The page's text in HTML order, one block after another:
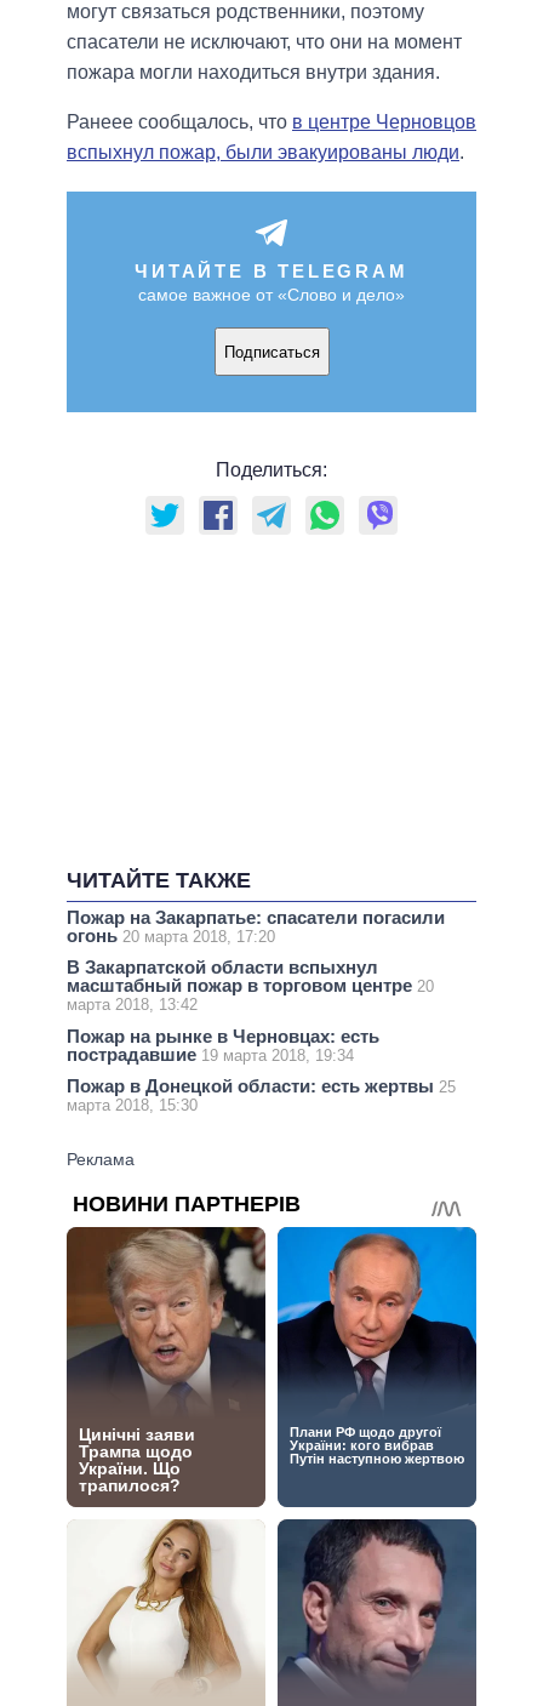
могут связаться родственники, поэтому
спасатели не исключают, что они на момент
пожара могли находиться внутри здания.
Ранеее сообщалось, что в центре Черновцов
вспыхнул пожар, были эвакуированы люди.
ЧИТАЙТЕ В TELEGRAM
самое важное от «Слово и дело»
Подписаться
Поделиться:
ЧИТАЙТЕ ТАКЖЕ
Пожар на Закарпатье: спасатели погасили
огонь 20 марта 2018, 17:20
В Закарпатской области вспыхнул
масштабный пожар в торговом центре 20
марта 2018, 13:42
Пожар на рынке в Черновцах: есть
пострадавшие 19 марта 2018, 19:34
Пожар в Донецкой области: есть жертвы 25
марта 2018, 15:30